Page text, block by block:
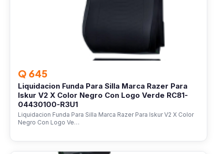
Q 645
Liquidacion Funda Para Silla Marca Razer Para
Iskur V2 X Color Negro Con Logo Verde RC81-
04430100-R3U1
Liquidacion Funda Para Silla Marca Razer Para Iskur V2 X Color
Negro Con Logo Ve…